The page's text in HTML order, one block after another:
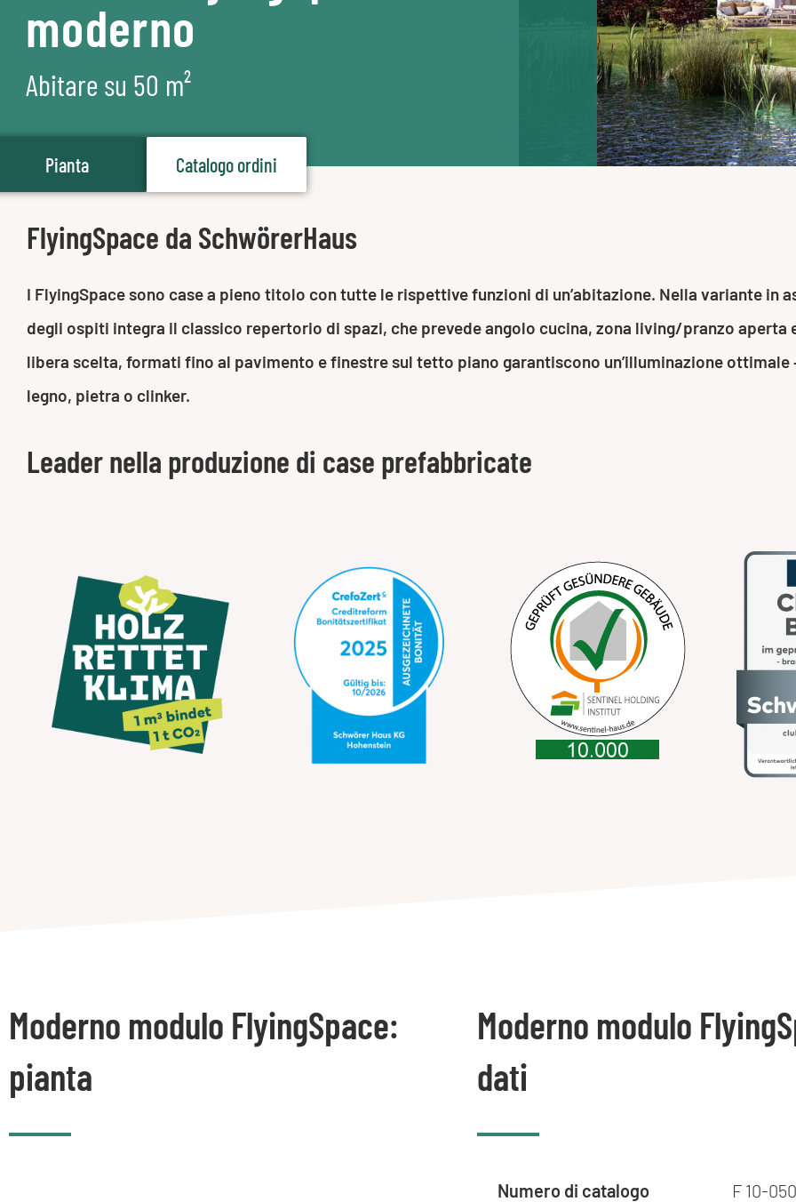
moderno
Abitare su 50 m²
Pianta Catalogo ordini
FlyingSpace da SchwörerHaus
I FlyingSpace sono case a pieno titolo con tutte le rispettive funzioni di un’abitazione. Nella variante in
degli ospiti integra il classico repertorio di spazi, che prevede angolo cucina, zona living/pranzo aperta
libera scelta, formati fino al pavimento e finestre sul tetto piano garantiscono un’illuminazione
legno, pietra o clinker.
Leader nella produzione di case prefabbricate
Moderno modulo FlyingSpace:
pianta
Moderno modulo
dati
Numero di catalogo
F 10-